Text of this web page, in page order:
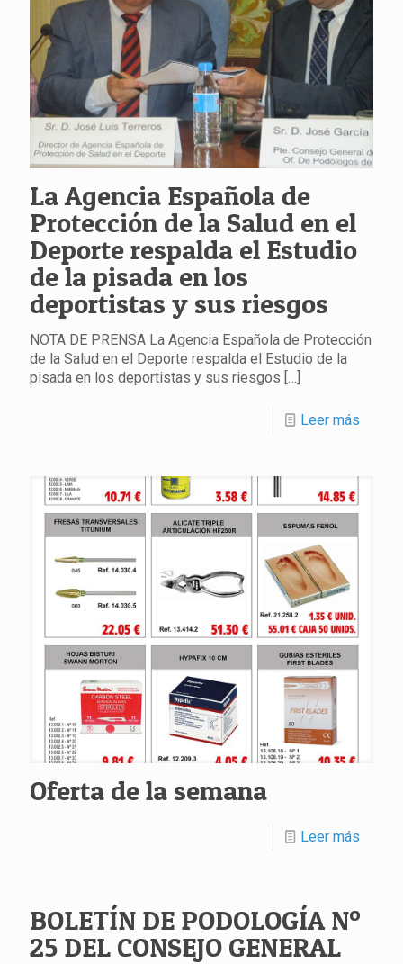
La Agencia Española de
Protección de la Salud en el
Deporte respalda el Estudio
de la pisada en los
deportistas y sus riesgos
NOTA DE PRENSA La Agencia Española de Protección
de la Salud en el Deporte respalda el Estudio de la
pisada en los deportistas y sus riesgos […]
Leer más
Oferta de la semana
Leer más
BOLETÍN DE PODOLOGÍA Nº
25 DEL CONSEJO GENERAL